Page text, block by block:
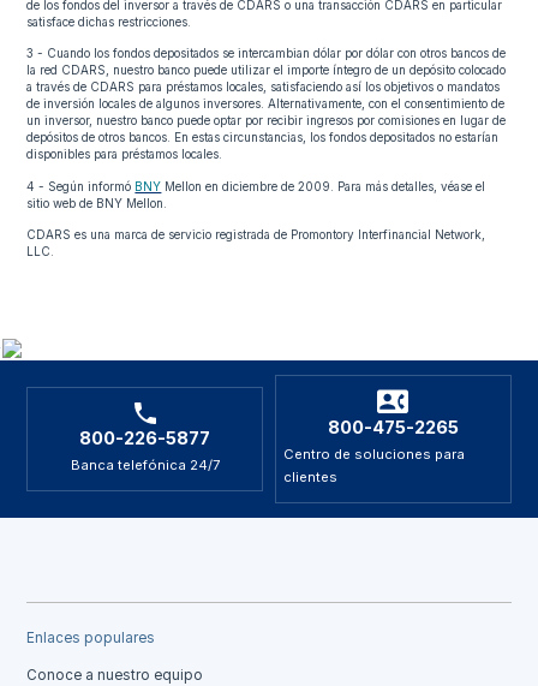
seguro de la FDIC.
de los fondos del inversor a través de CDARS o una transacción CDARS en particular
satisface dichas restricciones.
3 - Cuando los fondos depositados se intercambian dólar por dólar con otros bancos de
la red CDARS, nuestro banco puede utilizar el importe íntegro de un depósito colocado
a través de CDARS para préstamos locales, satisfaciendo así los objetivos o mandatos
de inversión locales de algunos inversores. Alternativamente, con el consentimiento de
un inversor, nuestro banco puede optar por recibir ingresos por comisiones en lugar de
depósitos de otros bancos. En estas circunstancias, los fondos depositados no estarían
disponibles para préstamos locales.
4 - Según informó BNY Mellon en diciembre de 2009. Para más detalles, véase el
sitio web de BNY Mellon
CDARS es una marca de servicio registrada de Promontory Interfinancial Network,
LLC.
800-226-5877
Banca telefónica 24/7
800-475-2265
Centro de soluciones para
clientes
Enlaces populares
Conoce a nuestro equipo